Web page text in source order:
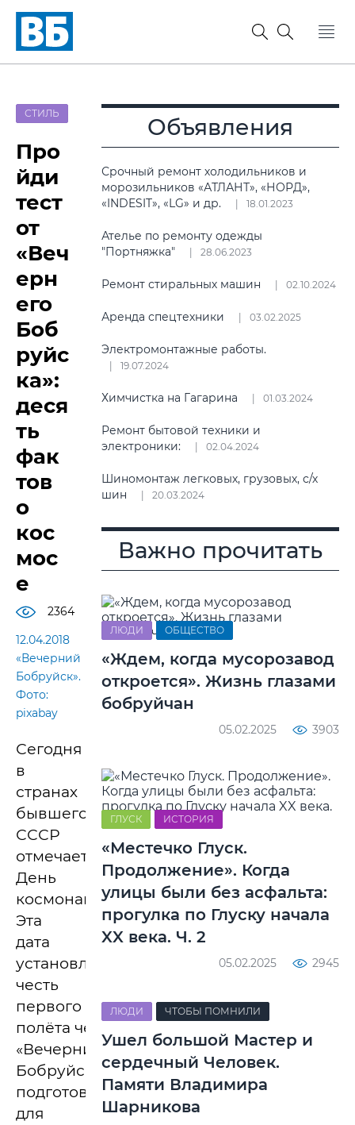
СТИЛЬ
Про
йди
тест
от
«Веч
ерн
его
Боб
руйс
ка»:
деся
ть
фак
тов
о
кос
мос
е
2364
12.04.2018
«Вечерний
Бобруйск».
Фото:
pixabay
Сегодня
в
странах
бывшего
СССР
отмечается
День
космонавтики,
Эта
дата
установленна
честь
первого
полёта человека в космос.
«Вечерний
Бобруйск»
подготовил
для
Объявления
Срочный ремонт холодильников и
морозильников «АТЛАНТ», «НОРД»,
«INDESIT», «LG» и др.
18.01.2023
Ателье по ремонту одежды
"Портняжка"
28.06.2023
Ремонт стиральных машин 02.10.2024
Аренда спецтехники 03.02.2025
Электромонтажные работы.
19.07.2024
Химчистка на Гагарина 01.03.2024
Ремонт бытовой техники и
электроники:
02.04.2024
Шиномонтаж легковых, грузовых, с/х
шин
20.03.2024
Важно прочитать
ЛЮДИ ОБЩЕСТВО
«Ждем, когда мусорозавод
откроется». Жизнь глазами
бобруйчан
05.02.2025 3903
ГЛУСК ИСТОРИЯ
«Местечко Глуск.
Продолжение». Когда
улицы были без асфальта:
прогулка по Глуску начала
XX века. Ч. 2
05.02.2025 2945
ЛЮДИ ЧТОБЫ ПОМНИЛИ
Ушел большой Мастер и
сердечный Человек.
Памяти Владимира
Шарникова